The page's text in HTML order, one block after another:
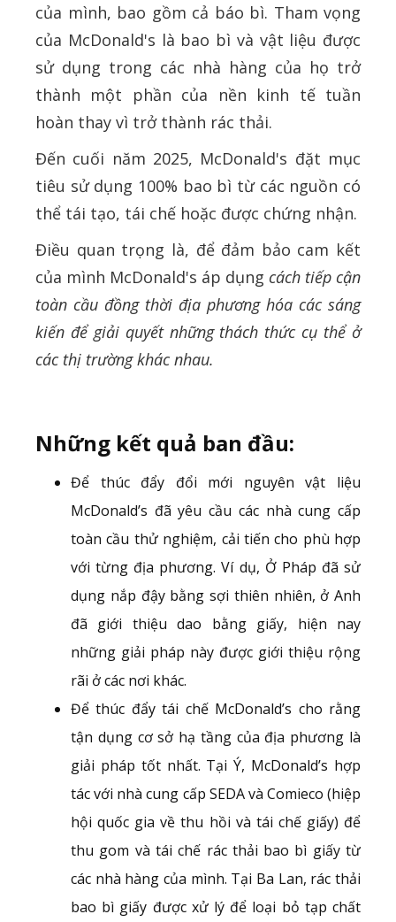
của mình, bao gồm cả báo bì. Tham vọng
của McDonald's là bao bì và vật liệu được
sử dụng trong các nhà hàng của họ trở
thành một phần của nền kinh tế tuần
hoàn thay vì trở thành rác thải.
Đến cuối năm 2025, McDonald's đặt mục
tiêu sử dụng 100% bao bì từ các nguồn có
thể tái tạo, tái chế hoặc được chứng nhận.
Điều quan trọng là, để đảm bảo cam kết
của mình McDonald's áp dụng cách tiếp cận
toàn cầu đồng thời địa phương hóa các sáng
kiến ​​để giải quyết những thách thức cụ thể ở
các thị trường khác nhau.
Những kết quả ban đầu:
Để thúc đẩy đổi mới nguyên vật liệu
McDonald’s đã yêu cầu các nhà cung cấp
toàn cầu thử nghiệm, cải tiến cho phù hợp
với từng địa phương. Ví dụ, Ở Pháp đã sử
dụng nắp đậy bằng sợi thiên nhiên, ở Anh
đã giới thiệu dao bằng giấy, hiện nay
những giải pháp này được giới thiệu rộng
rãi ở các nơi khác.
Để thúc đẩy tái chế McDonald’s cho rằng
tận dụng cơ sở hạ tầng của địa phương là
giải pháp tốt nhất. Tại Ý, McDonald’s hợp
tác với nhà cung cấp SEDA và Comieco (hiệp
hội quốc gia về thu hồi và tái chế giấy) để
thu gom và tái chế rác thải bao bì giấy từ
các nhà hàng của mình. Tại Ba Lan, rác thải
bao bì giấy được xử lý để loại bỏ tạp chất